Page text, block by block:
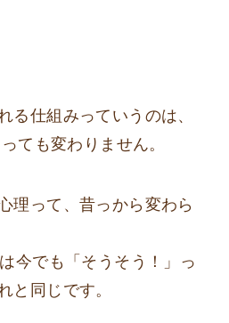
る仕組みっていうのは、
ても変わりません。
理って、昔っから変わら
今でも「そうそう！」っ
と同じです。